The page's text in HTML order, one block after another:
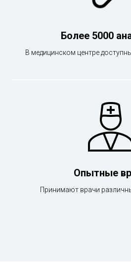
Более 5000
В медицинском центре
Опытные
Принимают врачи